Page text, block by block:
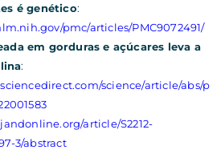
é genético:
pmc/articles/PMC9072491/
em gorduras e açúcares leva a
:
science/article/abs/p
article/S2212-
3/abstract